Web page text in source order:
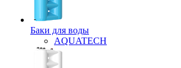
Баки для воды
AQUATECH